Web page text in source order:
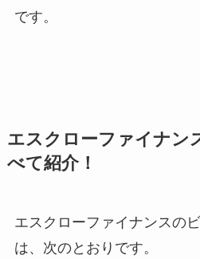
です。
エスクローファイナン
べて紹介！
エスクローファイナンスの
は、次のとおりです。